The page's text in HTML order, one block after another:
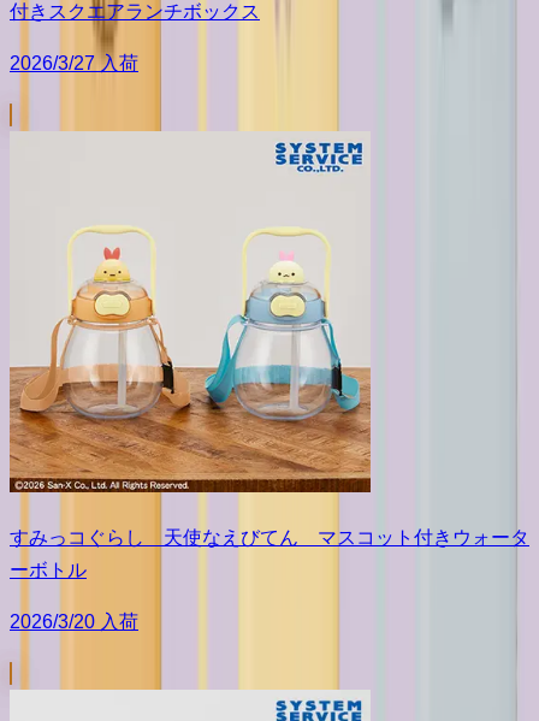
付きスクエアランチボックス
2026/3/27 入荷
すみっコぐらし 天使なえびてん マスコット付きウォータ
ーボトル
2026/3/20 入荷